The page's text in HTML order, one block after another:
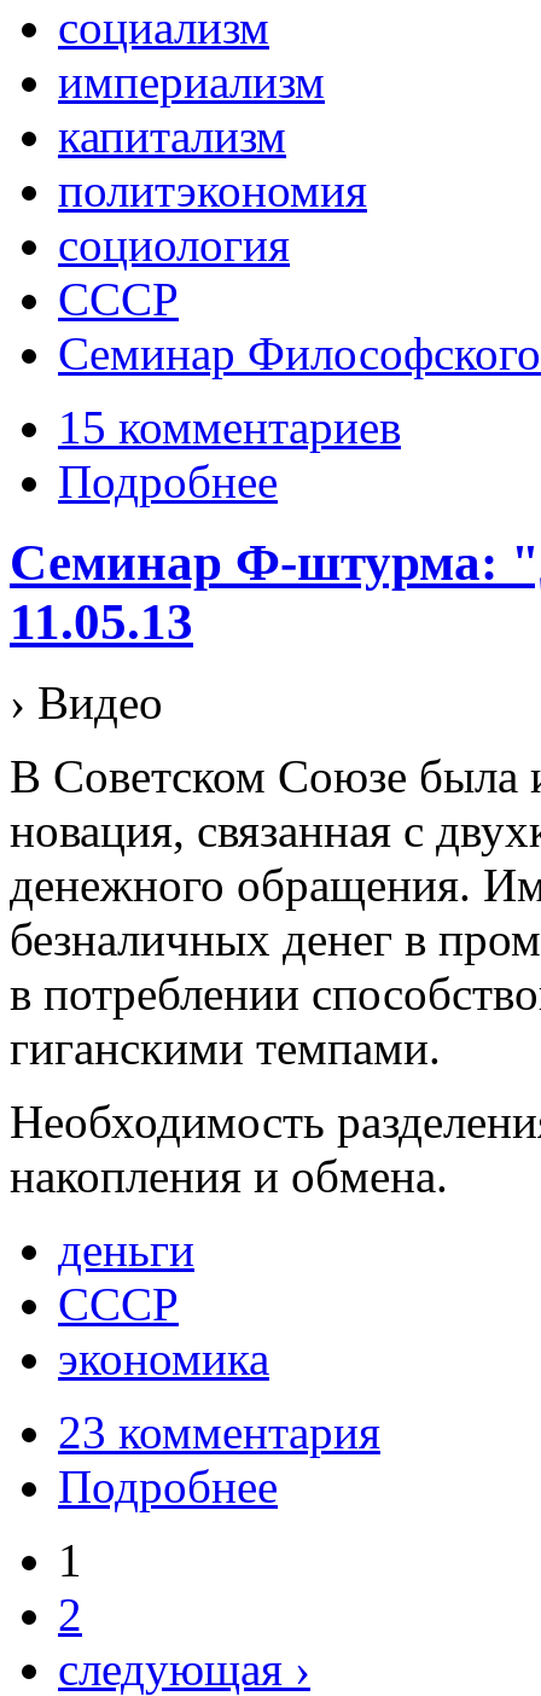
социализм
империализм
капитализм
политэкономия
социология
СССР
Семинар
15 комментариев
Подробнее
Семинар Ф-штурма:
11.05.13
› Видео
В Советском Союзе была
новация, связанная с
денежного обращения.
безналичных денег в
в потреблении
гиганскими темпами.
Необходимость
накопления и обмена.
деньги
СССР
экономика
23 комментария
Подробнее
1
2
следующая ›